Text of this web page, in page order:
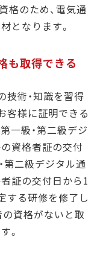
格のため、電気通
となります。
も取得できる
技術・知識を習得
客様に証明できる
一級・第二級デジ
資格者証の交付
第二級デジタル通
証の交付日から1
する研修を修了し
の資格がないと取
。